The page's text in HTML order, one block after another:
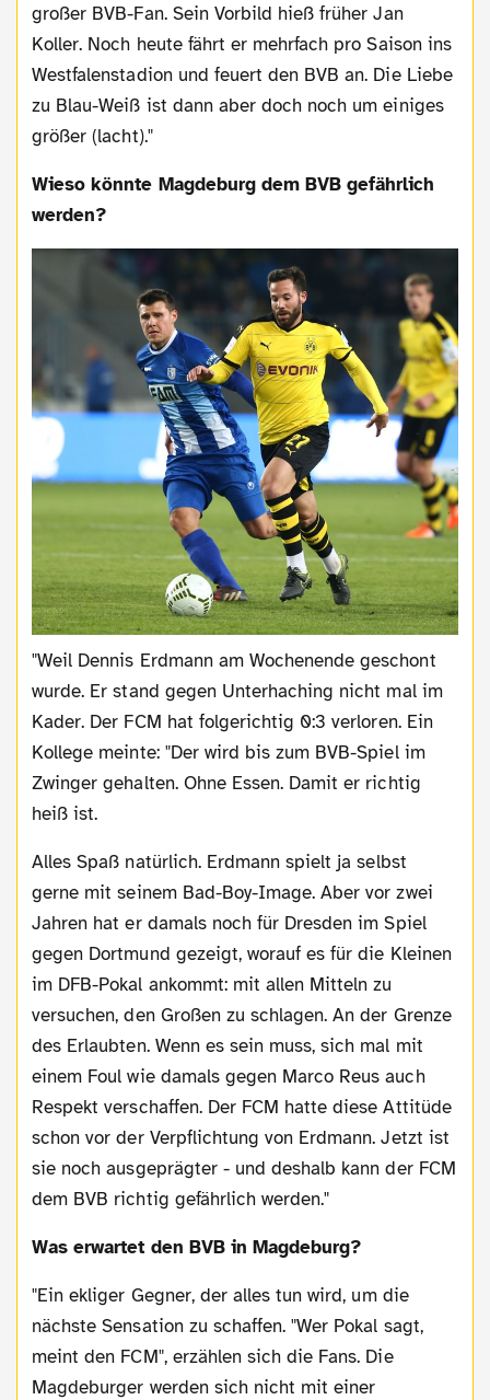
großer BVB-Fan. Sein Vorbild hieß früher Jan
Koller. Noch heute fährt er mehrfach pro Saison ins
Westfalenstadion und feuert den BVB an. Die Liebe
zu Blau-Weiß ist dann aber doch noch um einiges
größer (lacht)."
Wieso könnte Magdeburg dem BVB gefährlich
werden?
"Weil Dennis Erdmann am Wochenende geschont
wurde. Er stand gegen Unterhaching nicht mal im
Kader. Der FCM hat folgerichtig 0:3 verloren. Ein
Kollege meinte: "Der wird bis zum BVB-Spiel im
Zwinger gehalten. Ohne Essen. Damit er richtig
heiß ist.
Alles Spaß natürlich. Erdmann spielt ja selbst
gerne mit seinem Bad-Boy-Image. Aber vor zwei
Jahren hat er damals noch für Dresden im Spiel
gegen Dortmund gezeigt, worauf es für die Kleinen
im DFB-Pokal ankommt: mit allen Mitteln zu
versuchen, den Großen zu schlagen. An der Grenze
des Erlaubten. Wenn es sein muss, sich mal mit
einem Foul wie damals gegen Marco Reus auch
Respekt verschaffen. Der FCM hatte diese Attitüde
schon vor der Verpflichtung von Erdmann. Jetzt ist
sie noch ausgeprägter - und deshalb kann der FCM
dem BVB richtig gefährlich werden."
Was erwartet den BVB in Magdeburg?
"Ein ekliger Gegner, der alles tun wird, um die
nächste Sensation zu schaffen. "Wer Pokal sagt,
meint den FCM", erzählen sich die Fans. Die
Magdeburger werden sich nicht mit einer